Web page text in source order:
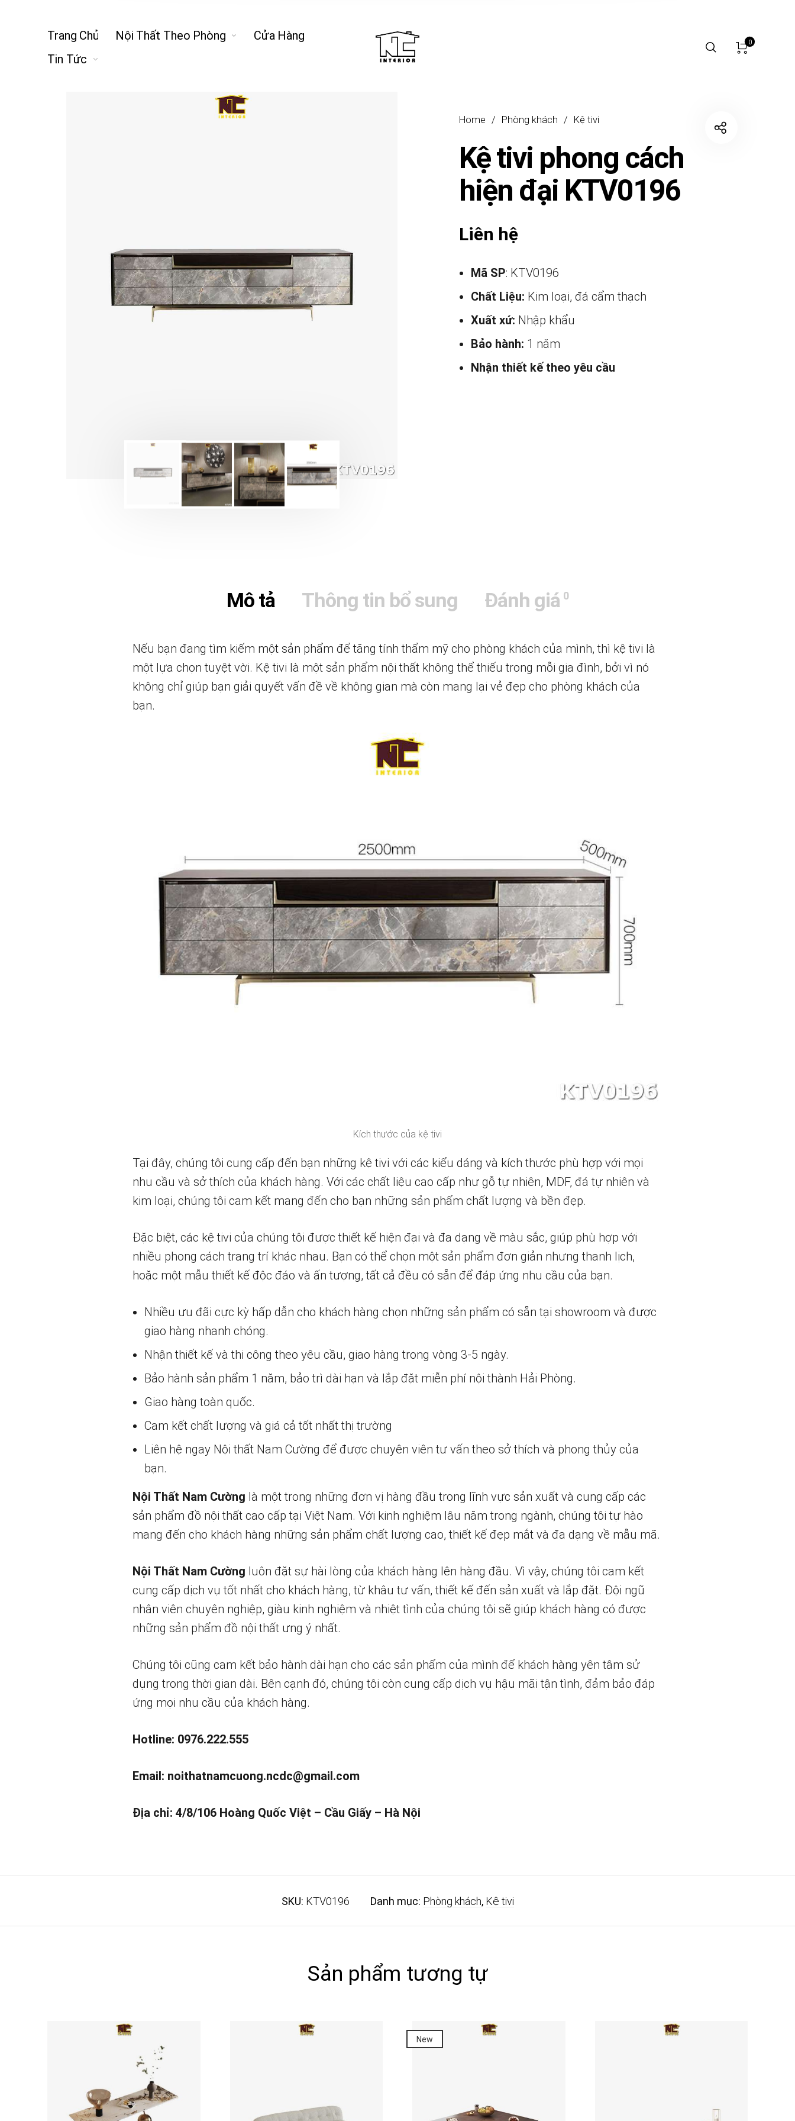
Trang Chủ Nội Thất Theo Phòng
Cửa Hàng
Tin Tức
0
Home / Phòng khách / Kệ tivi
Kệ tivi phong cách
hiện đại KTV0196
Liên hệ
Mã SP: KTV0196
Chất Liệu: Kim loại, đá cẩm thạch
Xuất xứ: Nhập khẩu
Bảo hành: 1 năm
Nhận thiết kế theo yêu cầu
Mô tả Thông tin bổ sung Đánh giá 0
Nếu bạn đang tìm kiếm một sản phẩm để tăng tính thẩm mỹ cho phòng khách của mình, thì kệ tivi là
một lựa chọn tuyệt vời. Kệ tivi là một sản phẩm nội thất không thể thiếu trong mỗi gia đình, bởi vì nó
không chỉ giúp bạn giải quyết vấn đề về không gian mà còn mang lại vẻ đẹp cho phòng khách của
bạn.
Kích thước của kệ tivi
Tại đây, chúng tôi cung cấp đến bạn những kệ tivi với các kiểu dáng và kích thước phù hợp với mọi
nhu cầu và sở thích của khách hàng. Với các chất liệu cao cấp như gỗ tự nhiên, MDF, đá tự nhiên và
kim loại, chúng tôi cam kết mang đến cho bạn những sản phẩm chất lượng và bền đẹp.
Đặc biệt, các kệ tivi của chúng tôi được thiết kế hiện đại và đa dạng về màu sắc, giúp phù hợp với
nhiều phong cách trang trí khác nhau. Bạn có thể chọn một sản phẩm đơn giản nhưng thanh lịch,
hoặc một mẫu thiết kế độc đáo và ấn tượng, tất cả đều có sẵn để đáp ứng nhu cầu của bạn.
Nhiều ưu đãi cực kỳ hấp dẫn cho khách hàng chọn những sản phẩm có sẵn tại showroom và được
giao hàng nhanh chóng.
Nhận thiết kế và thi công theo yêu cầu, giao hàng trong vòng 3-5 ngày.
Bảo hành sản phẩm 1 năm, bảo trì dài hạn và lắp đặt miễn phí nội thành Hải Phòng.
Giao hàng toàn quốc.
Cam kết chất lượng và giá cả tốt nhất thị trường
Liên hệ ngay Nội thất Nam Cường để được chuyên viên tư vấn theo sở thích và phong thủy của
bạn.
Nội Thất Nam Cường là một trong những đơn vị hàng đầu trong lĩnh vực sản xuất và cung cấp các
sản phẩm đồ nội thất cao cấp tại Việt Nam. Với kinh nghiệm lâu năm trong ngành, chúng tôi tự hào
mang đến cho khách hàng những sản phẩm chất lượng cao, thiết kế đẹp mắt và đa dạng về mẫu mã.
Nội Thất Nam Cường luôn đặt sự hài lòng của khách hàng lên hàng đầu. Vì vậy, chúng tôi cam kết
cung cấp dịch vụ tốt nhất cho khách hàng, từ khâu tư vấn, thiết kế đến sản xuất và lắp đặt. Đội ngũ
nhân viên chuyên nghiệp, giàu kinh nghiệm và nhiệt tình của chúng tôi sẽ giúp khách hàng có được
những sản phẩm đồ nội thất ưng ý nhất.
Chúng tôi cũng cam kết bảo hành dài hạn cho các sản phẩm của mình để khách hàng yên tâm sử
dụng trong thời gian dài. Bên cạnh đó, chúng tôi còn cung cấp dịch vụ hậu mãi tận tình, đảm bảo đáp
ứng mọi nhu cầu của khách hàng.
Hotline: 0976.222.555
Email: noithatnamcuong.ncdc@gmail.com
Địa chỉ: 4/8/106 Hoàng Quốc Việt – Cầu Giấy – Hà Nội
SKU: KTV0196 Danh mục: Phòng khách, Kệ tivi
Sản phẩm tương tự
New